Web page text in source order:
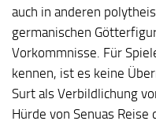
auch in anderen
germanischen
Vorkommnisse. Für
kennen, ist es keine
Surt als Verbildlichung
Hürde von Senuas Reise